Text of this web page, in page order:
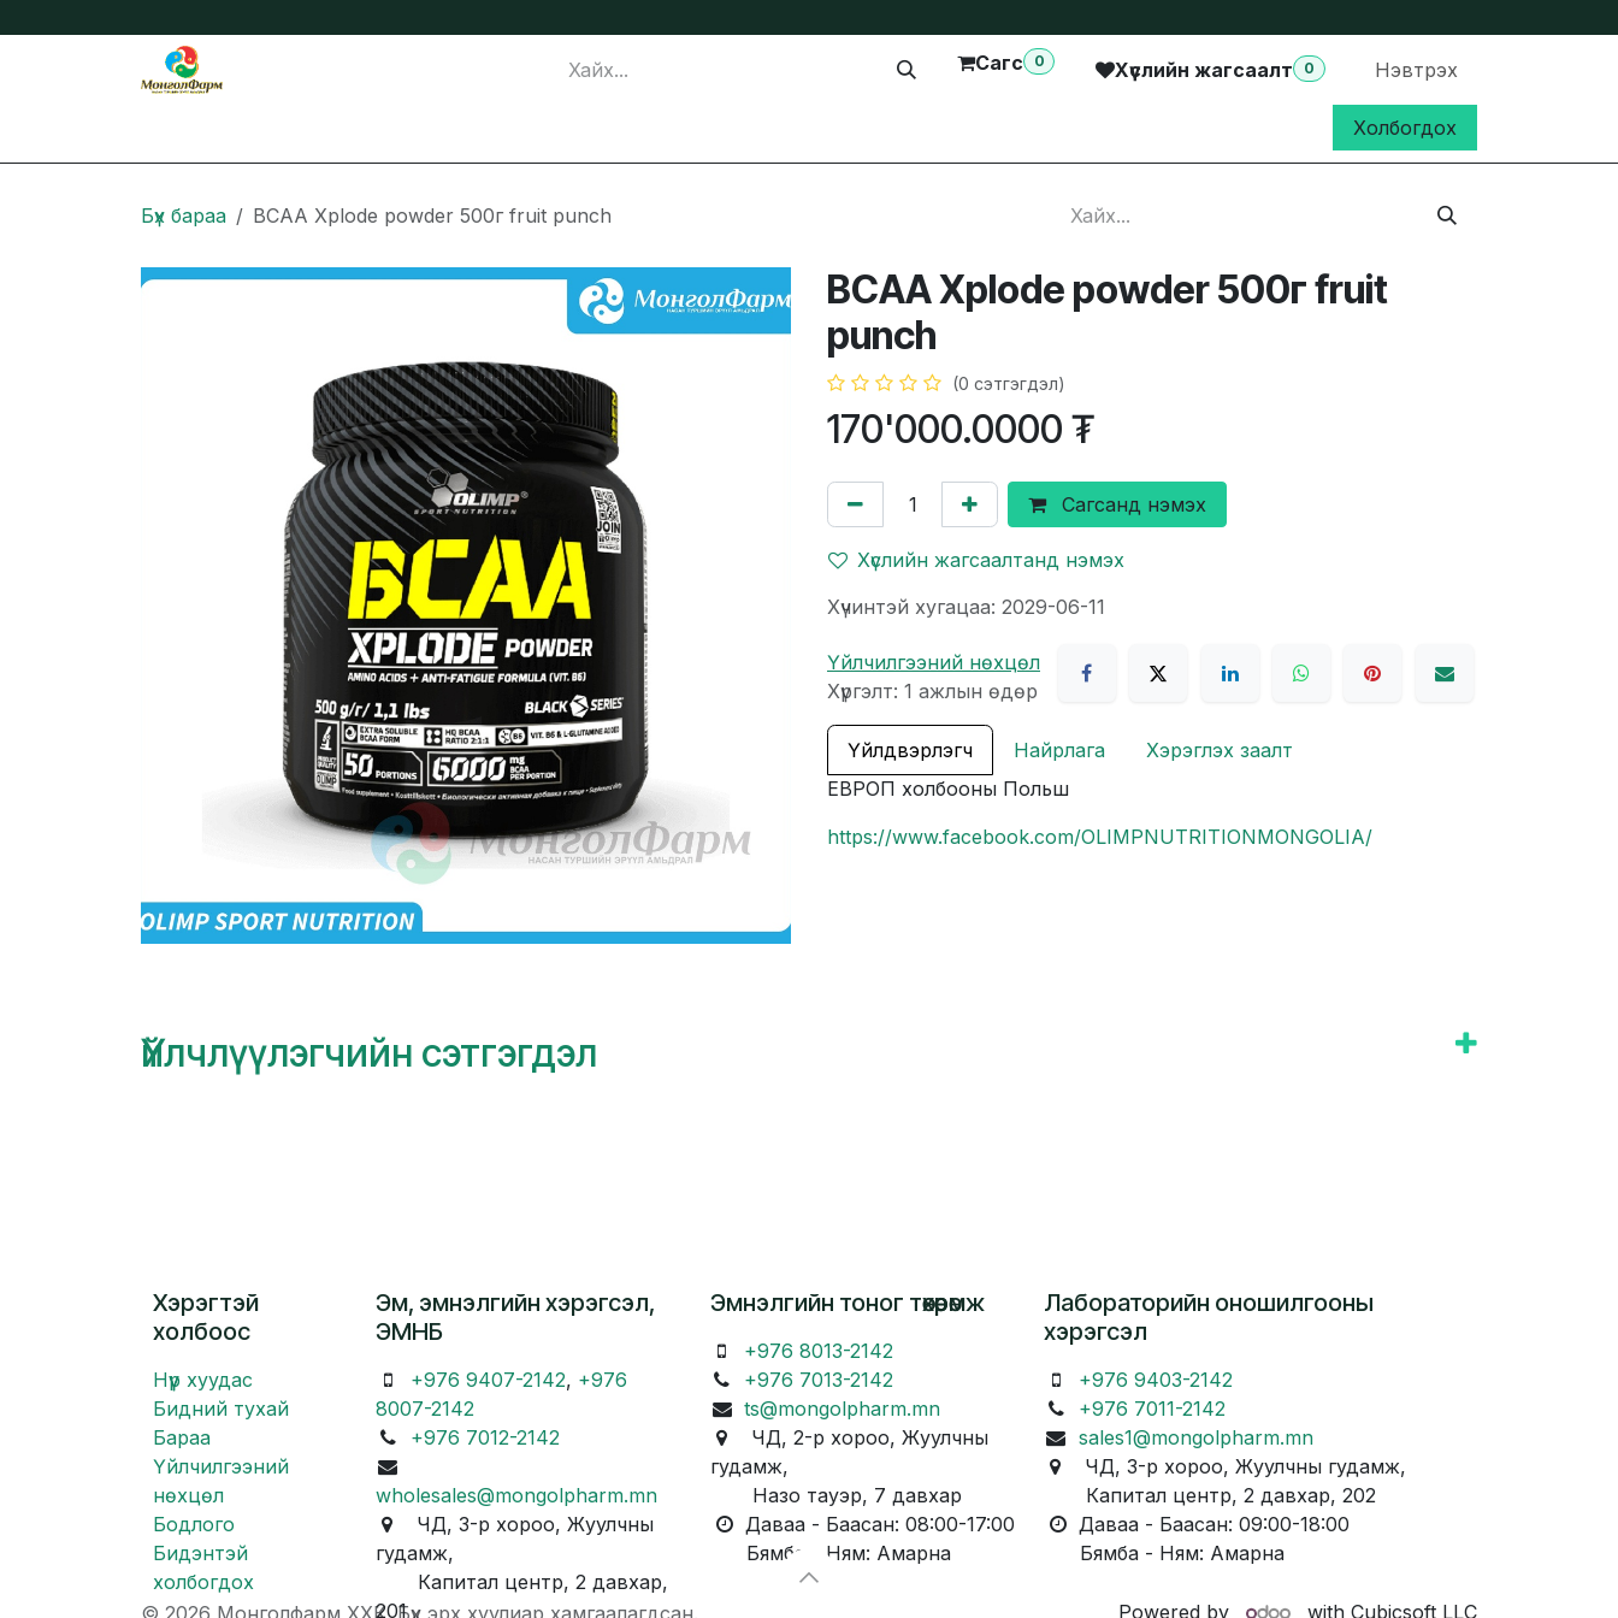
Сагс 0 Хүслийн жагсаалт 0 Нэвтрэх
Холбогдох
Бүх бараа BCAA Xplode powder 500г fruit punch
BCAA Xplode powder 500г fruit
punch
(0 сэтгэгдэл)
170'000.0000 ₮
Сагсанд нэмэх
Хүслийн жагсаалтанд нэмэх
Хүчинтэй хугацаа: 2029-06-11
Үйлчилгээний нөхцөл
Хүргэлт: 1 ажлын өдөр
Үйлдвэрлэгч Найрлага
Хэрэглэх заалт
ЕВРОП холбооны Польш
https://www.facebook.com/OLIMPNUTRITIONMONGOLIA/
Үйлчлүүлэгчийн сэтгэгдэл
Хэрэгтэй
холбоос
Нүүр хуудас
Бидний тухай
Бараа
Үйлчилгээний
нөхцөл
Бодлого
Бидэнтэй
холбогдох
Эм, эмнэлгийн хэрэгсэл,
ЭМНБ
+976 9407-2142, +976
8007-2142
+976 7012-2142
wholesales@mongolpharm.mn
ЧД, 3-р хороо, Жуулчны
гудамж,
Капитал центр, 2 давхар,
201
Лабораторийн оношилгооны
хэрэгсэл
+976 9403-2142
+976 7011-2142
sales1@mongolpharm.mn
ЧД, 3-р хороо, Жуулчны гудамж,
Капитал центр, 2 давхар, 202
Даваа - Баасан: 09:00-18:00
Бямба - Ням: Амарна
Эмнэлгийн тоног төхөөрөмж
+976 8013-2142
+976 7013-2142
ts@mongolpharm.mn
ЧД, 2-р хороо, Жуулчны
гудамж,
Назо тауэр, 7 давхар
Даваа - Баасан: 08:00-17:00
Бямба - Ням: Амарна
© 2026 Монголфарм ХХК. Бүх эрх хуулиар хамгаалагдсан. Powered by with Cubicsoft LLC